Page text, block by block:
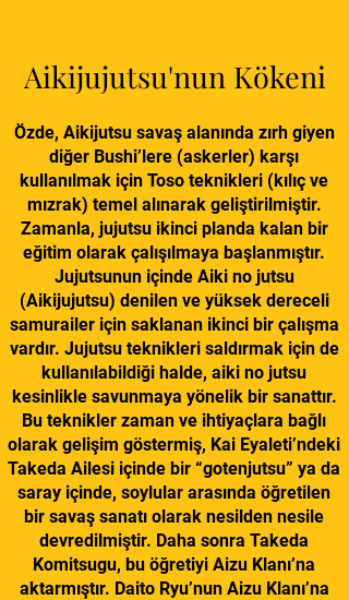
Aikijujutsu'nun Kökeni
Özde, Aikijutsu savaş alanında zırh giyen
diğer Bushi’lere (askerler) karşı
kullanılmak için Toso teknikleri (kılıç ve
mızrak) temel alınarak geliştirilmiştir.
Zamanla, jujutsu ikinci planda kalan bir
eğitim olarak çalışılmaya başlanmıştır.
Jujutsunun içinde Aiki no jutsu
(Aikijujutsu) denilen ve yüksek dereceli
samurailer için saklanan ikinci bir çalışma
vardır. Jujutsu teknikleri saldırmak için de
kullanılabildiği halde, aiki no jutsu
kesinlikle savunmaya yönelik bir sanattır.
Bu teknikler zaman ve ihtiyaçlara bağlı
olarak gelişim göstermiş, Kai Eyaleti’ndeki
Takeda Ailesi içinde bir “gotenjutsu” ya da
saray içinde, soylular arasında öğretilen
bir savaş sanatı olarak nesilden nesile
devredilmiştir. Daha sonra Takeda
Komitsugu, bu öğretiyi Aizu Klanı’na
aktarmıştır. Daito Ryu’nun Aizu Klanı’na